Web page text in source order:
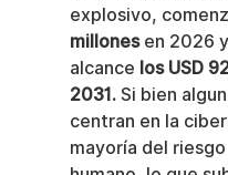
explosivo,
millones en 2026
alcance los USD
2031. Si bien
centran en la
mayoría del